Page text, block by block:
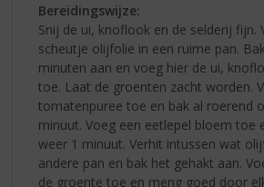
Bereidingswijze:
Snij de ui, knoflook en de selderij fijn.
scheutje olijfolie in een ruime pan.
minuten aan en voeg hier de ui,
toe. Laat de groenten zacht worden.
tomatenpuree toe en bak al roerend
minuut. Voeg een eetlepel bloem toe
weer 1 minuut. Verhit intussen wat
andere pan en bak het gehakt aan.
de groente toe en meng goed door